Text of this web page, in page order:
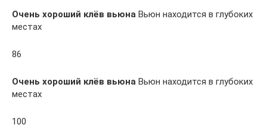
Очень хороший клёв вьюна Вьюн находится в глубоких
местах
86
Очень хороший клёв вьюна Вьюн находится в глубоких
местах
100